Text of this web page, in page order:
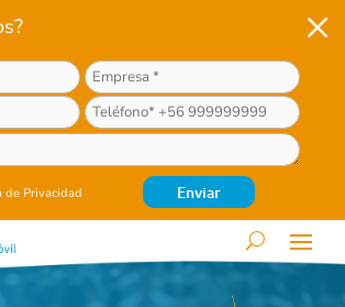
de Privacidad
M